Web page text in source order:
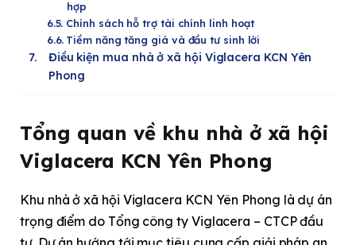
hợp
Chính sách hỗ trợ tài chính linh hoạt
Tiềm năng tăng giá và đầu tư sinh lời
Điều kiện mua nhà ở xã hội Viglacera KCN Yên
Phong
Tổng quan về khu nhà ở xã hội
Viglacera KCN Yên Phong
Khu nhà ở xã hội Viglacera KCN Yên Phong là dự án
trọng điểm do Tổng công ty Viglacera – CTCP đầu